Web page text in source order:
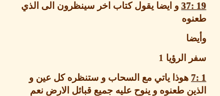
و ايضا يقول كتاب اخر سينظرون الى الذي
الرؤيا
هوذا ياتي مع السحاب و ستنظره كل عين و
طعنوه و ينوح عليه جميع قبائل الارض نعم